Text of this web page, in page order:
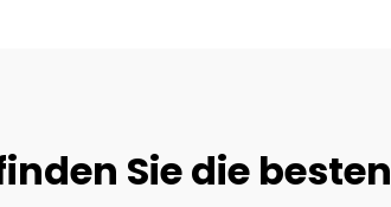
Sie die besten